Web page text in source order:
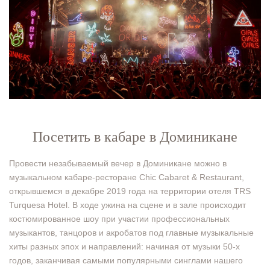
Посетить в кабаре в Доминикане
Провести незабываемый вечер в Доминикане можно в
музыкальном кабаре-ресторане Chic Cabaret & Restaurant,
открывшемся в декабре 2019 года на территории отеля TRS
Turquesa Hotel. В ходе ужина на сцене и в зале происходит
костюмированное шоу при участии профессиональных
музыкантов, танцоров и акробатов под главные музыкальные
хиты разных эпох и направлений: начиная от музыки 50-х
годов, заканчивая самыми популярными синглами нашего